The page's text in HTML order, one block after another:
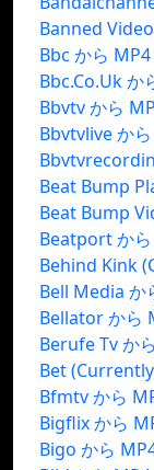
Banned
Bbc から
Bbc.Co.Uk か
Bbvtv から
Bbvtvlive か
Beat Bump
Beat Bump
Beatport か
Behind Kink
Bell Media か
Bellator から
Berufe Tv か
Bet
Bfmtv から
Bigflix から
Bigo から